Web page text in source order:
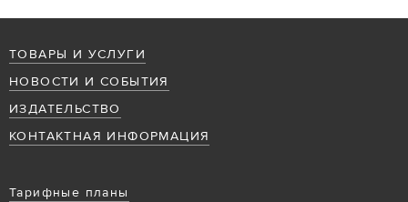
ТОВАРЫ И УСЛУГИ
НОВОСТИ И СОБЫТИЯ
ИЗДАТЕЛЬСТВО
КОНТАКТНАЯ ИНФОРМАЦИЯ
Тарифные планы